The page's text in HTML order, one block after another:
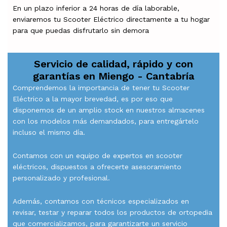
En un plazo inferior a 24 horas de día laborable,
enviaremos tu Scooter Eléctrico directamente a tu hogar
para que puedas disfrutarlo sin demora
Servicio de calidad, rápido y con
garantías en Miengo - Cantabría
Comprendemos la importancia de tener tu Scooter
Eléctrico a la mayor brevedad, es por eso que
disponemos de un amplio stock en nuestros almacenes
con los modelos más demandados, para entregártelo
incluso el mismo día.
Contamos con un equipo de expertos en scooter
eléctricos, dispuestos a ofrecerte asesoramiento
personalizado y profesional.
Además, contamos con técnicos especializados en
revisar, testar y reparar todos los productos de ortopedia
que comercializamos, para garantizarte un servicio